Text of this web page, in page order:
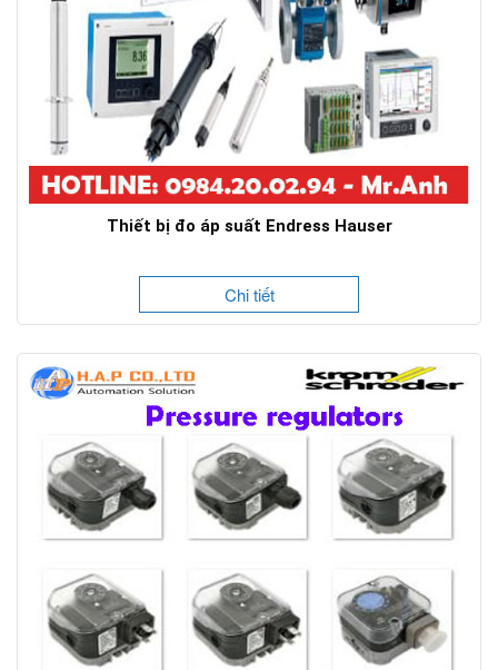
Thiết bị đo áp suất Endress Hauser
Chi tiết